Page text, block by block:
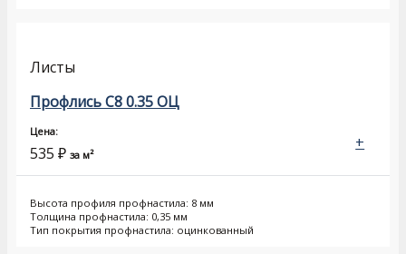
Листы
Профлись С8 0.35 ОЦ
Цена:
535 ₽ за м²
Высота профиля профнастила: 8 мм
Толщина профнастила: 0,35 мм
Тип покрытия профнастила: оцинкованный
+